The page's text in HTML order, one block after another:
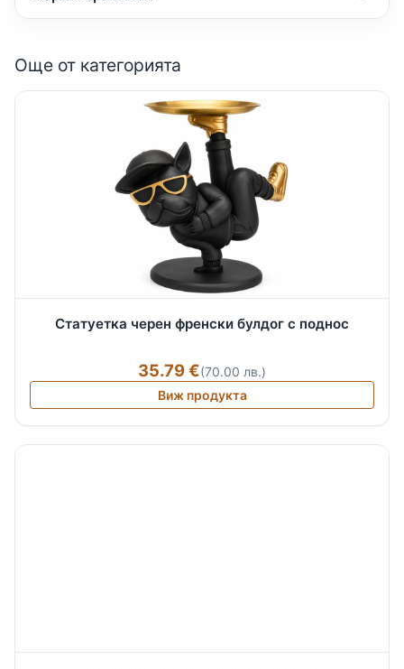
Още от категорията
Статуетка черен френски булдог с поднос
35.79 €(70.00 лв.)
Виж продукта